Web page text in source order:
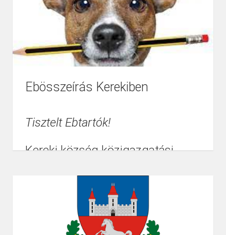
Ebösszeírás Kerekiben
Tisztelt Ebtartók!
Kereki község közigazgatási
kíméletéről szóló 1998. évi
XXVIII. tv. 42/B. §-a alapján az
önkormányzat ebrendészeti
feladatainak elvégzése